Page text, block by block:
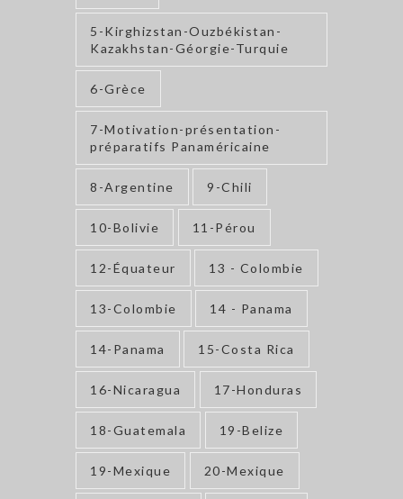
5-Kirghizstan-Ouzbékistan-
Kazakhstan-Géorgie-Turquie
6-Grèce
7-Motivation-présentation-
préparatifs Panaméricaine
8-Argentine 9-Chili
10-Bolivie 11-Pérou
12-Équateur 13 - Colombie
13-Colombie 14 - Panama
14-Panama 15-Costa Rica
16-Nicaragua 17-Honduras
18-Guatemala 19-Belize
19-Mexique 20-Mexique